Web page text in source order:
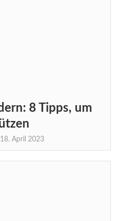
8 Tipps, um
April 2023